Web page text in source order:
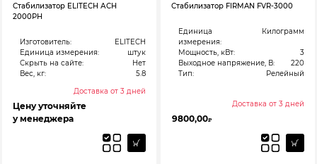
Стабилизатор ELITECH АСН
2000РН
Изготовитель:
ELITECH
Единица измерения:
штук
Скрыть на сайте:
Нет
Вес, кг:
5.8
Доставка от 3 дней
Цену уточняйте
у менеджера
Стабилизатор FIRMAN FVR-3000
Единица
измерения:
Килограмм
Мощность, кВт:
3
Выходное напряжение, В:
220
Тип:
Релейный
Доставка от 3 дней
9800,00₽